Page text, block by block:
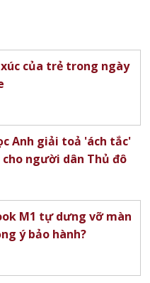
của trẻ trong ngày
Anh giải toả 'ách tắc'
người dân Thủ đô
M1 tự dưng vỡ màn
ý bảo hành?